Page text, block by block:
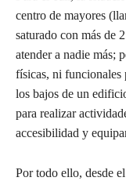
centro de mayores
saturado con más de
atender a nadie más;
físicas, ni funcionales
los bajos de un
para realizar
accesibilidad y
Por todo ello, desde